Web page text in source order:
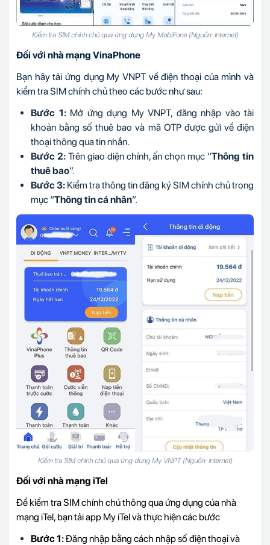
Kiểm tra SIM chính chủ qua ứng dụng My MobiFone (Nguồn: Internet)
Đối với nhà mạng VinaPhone
Bạn hãy tải ứng dụng My VNPT về điện thoại của mình và
kiểm tra SIM chính chủ theo các bước như sau:
Bước 1:Mở ứng dụng My VNPT, đăng nhập vào tài
khoản bằng số thuê bao và mã OTP được gửi về điện
thoại thông qua tin nhắn.
Bước 2:Trên giao diện chính, ấn chọn mục “Thông tin
thuê bao”.
Bước 3: Kiểm tra thông tin đăng ký SIM chính chủ trong
mục “Thông tin cá nhân”.
Kiểm tra SIM chính chủ qua ứng dụng My VNPT (Nguồn: Internet)
Đối với nhà mạng iTel
Để kiểm tra SIM chính chủ thông qua ứng dụng của nhà
mạng iTel, bạn tải app My iTel và thực hiện các bước
Bước 1:Đăng nhập bằng cách nhập số điện thoại và